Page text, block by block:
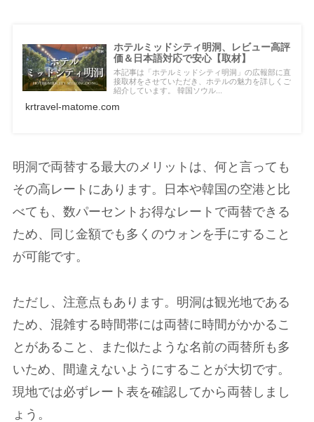
ホテルミッドシティ明洞、レビュー高評
価＆日本語対応で安心【取材】
本記事は「ホテルミッドシティ明洞」の広報部に直
接取材をさせていただき、ホテルの魅力を詳しくご
紹介しています。 韓国ソウル...
krtravel-matome.com
明洞で両替する最大のメリットは、何と言っても
その高レートにあります。日本や韓国の空港と比
べても、数パーセントお得なレートで両替できる
ため、同じ金額でも多くのウォンを手にすること
が可能です。
ただし、注意点もあります。明洞は観光地である
ため、混雑する時間帯には両替に時間がかかるこ
とがあること、また似たような名前の両替所も多
いため、間違えないようにすることが大切です。
現地では必ずレート表を確認してから両替しまし
ょう。